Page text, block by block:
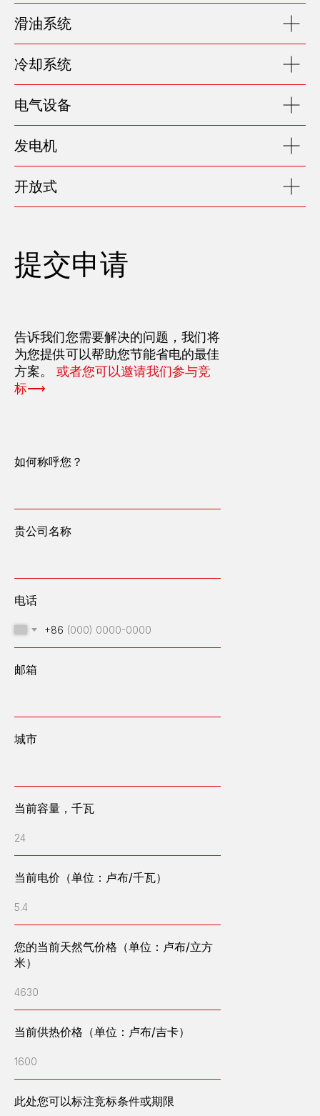
滑油系统
冷却系统
电气设备
发电机
开放式
提交申请
告诉我们您需要解决的问题，我们将
为您提供可以帮助您节能省电的最佳
方案。 或者您可以邀请我们参与竞
标⟶
如何称呼您？
贵公司名称
电话
+86
邮箱
城市
当前容量，千瓦
24
当前电价（单位：卢布/千瓦）
5.4
您的当前天然气价格（单位：卢布/立方
米）
4630
当前供热价格（单位：卢布/吉卡）
1600
此处您可以标注竞标条件或期限
我们设计、建造和运营高容量能源中心
公司管理层
招聘
设备介绍
已完工项目